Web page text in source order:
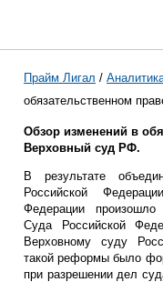
Прайм Лигал /
обязательственном
Обзор изменений в
Верховный суд РФ.
В результате
Российской
Федерации произошло
Суда Российской
Верховному суду
такой реформы было
при разрешении дел